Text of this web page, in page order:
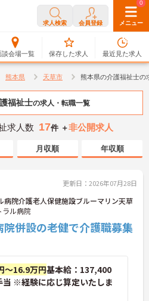
求人検索 会員登録 メニュー
談会場一覧
0
保存した求人
0
最近見た求人
熊本県 天草市 熊本県の介護福祉士の
福祉士の求人・転職一覧
求人数 17件 ＋非公開求人
月収順 年収順
更新日：2026年07月28日
院介護老人保健施設ブルーマリン天草
ル病院
院併設の老健で介護職募集
～16.9万円基本給：137,400
当 ※経験に応じ算定いたしま